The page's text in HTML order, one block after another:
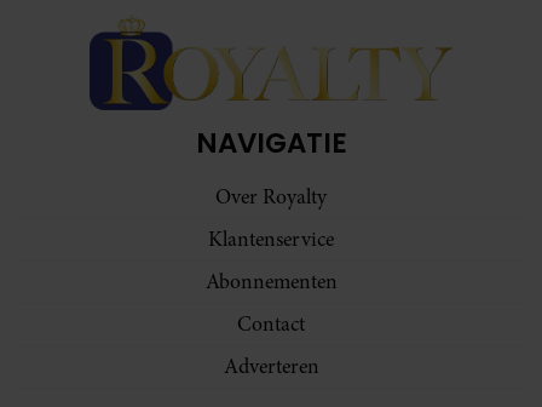
NAVIGATIE
Over Royalty
Klantenservice
Abonnementen
Contact
Adverteren